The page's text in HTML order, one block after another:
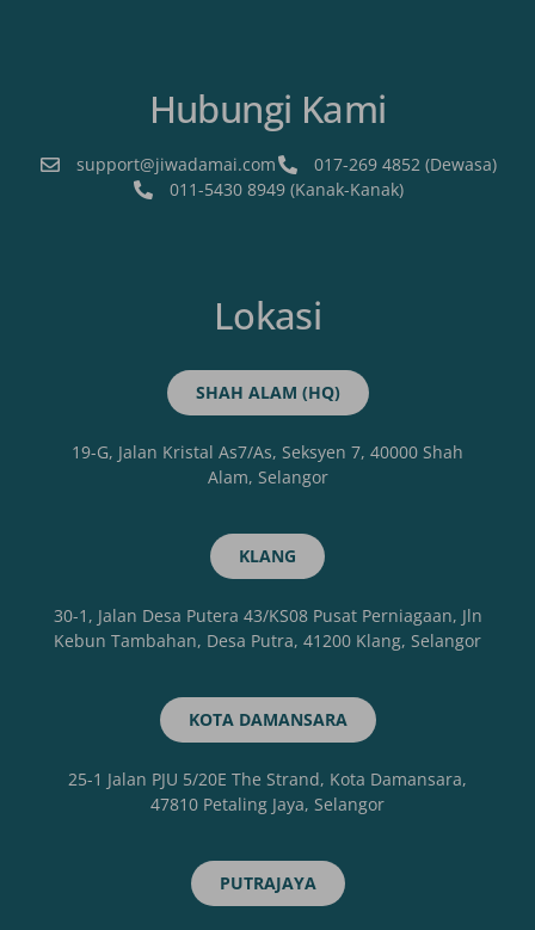
Hubungi Kami
support@jiwadamai.com
017-269 4852 (Dewasa)
011-5430 8949 (Kanak-Kanak)
Lokasi
SHAH ALAM (HQ)
19-G, Jalan Kristal As7/As, Seksyen 7, 40000 Shah
Alam, Selangor
KLANG
30-1, Jalan Desa Putera 43/KS08 Pusat Perniagaan, Jln
Kebun Tambahan, Desa Putra, 41200 Klang, Selangor
KOTA DAMANSARA
25-1 Jalan PJU 5/20E The Strand, Kota Damansara,
47810 Petaling Jaya, Selangor
PUTRAJAYA